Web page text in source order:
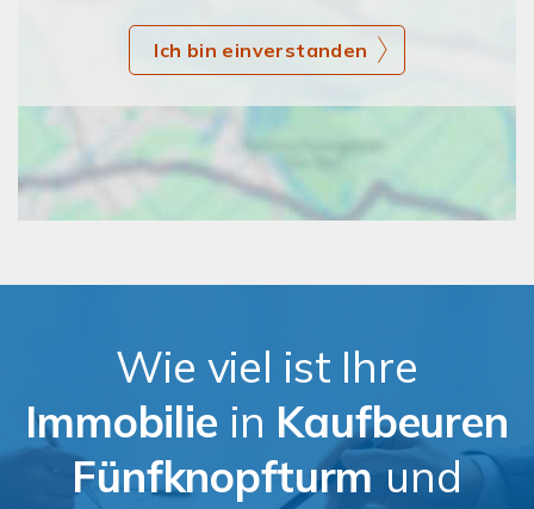
Ich bin einverstanden
Wie viel ist Ihre
Immobilie in Kaufbeuren
Fünfknopfturm und